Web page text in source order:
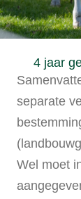
4 jaar
separate
Wel moet